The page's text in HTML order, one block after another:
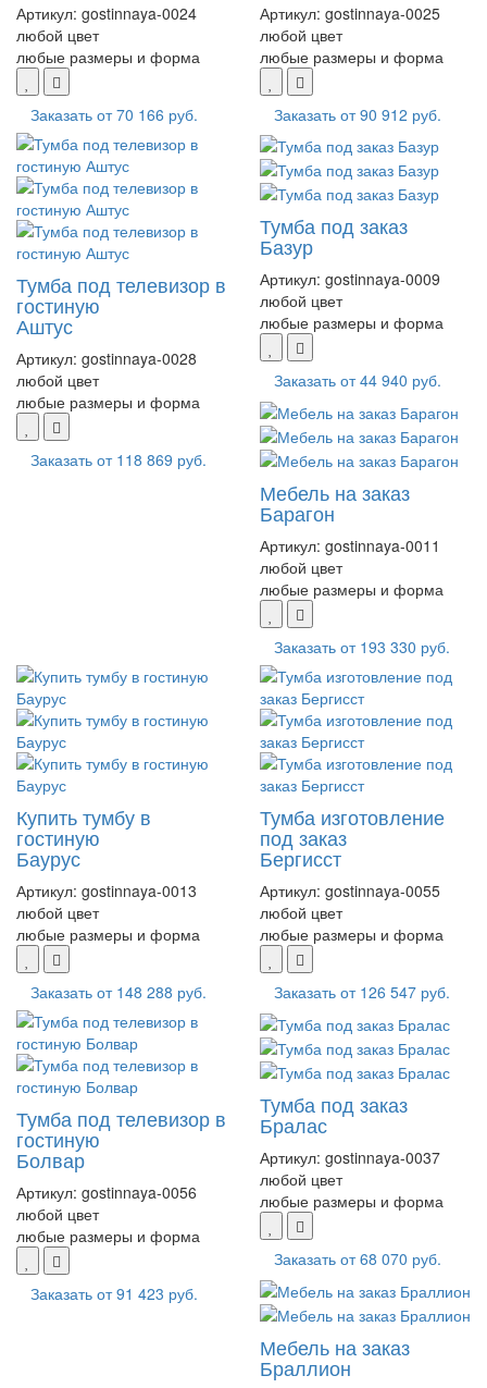
Артикул: gostinnaya-0024
любой цвет
любые размеры и форма
Заказать от70 166 руб.
Артикул: gostinnaya-0025
любой цвет
любые размеры и форма
Заказать от90 912 руб.
Тумба под телевизор в
гостиную
Аштус
Артикул: gostinnaya-0028
любой цвет
любые размеры и форма
Заказать от 118 869 руб.
Тумба под заказ
Базур
Артикул: gostinnaya-0009
любой цвет
любые размеры и форма
Заказать от44 940 руб.
Мебель на заказ
Барагон
Артикул: gostinnaya-0011
любой цвет
любые размеры и форма
Заказать от 193 330 руб.
Купить тумбу в
гостиную
Баурус
Артикул: gostinnaya-0013
любой цвет
любые размеры и форма
Заказать от 148 288 руб.
Тумба изготовление
под заказ
Бергисст
Артикул: gostinnaya-0055
любой цвет
любые размеры и форма
Заказать от 126 547 руб.
Тумба под телевизор в
гостиную
Болвар
Артикул: gostinnaya-0056
любой цвет
любые размеры и форма
Заказать от91 423 руб.
Тумба под заказ
Бралас
Артикул: gostinnaya-0037
любой цвет
любые размеры и форма
Заказать от68 070 руб.
Мебель на заказ
Браллион